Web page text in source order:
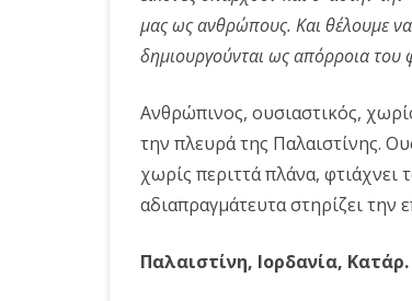
μας ως ανθρώπους. Και θέλουμε
δημιουργούνται ως απόρροια του
Ανθρώπινος, ουσιαστικός,
την πλευρά της Παλαιστίνης.
χωρίς περιττά πλάνα, φτιάχνει
αδιαπραγμάτευτα στηρίζει την
Παλαιστίνη, Ιορδανία, Κατάρ.